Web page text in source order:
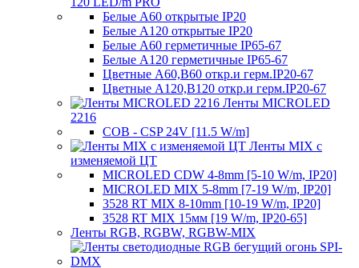
Белые A60 открытые IP20
Белые A120 открытые IP20
Белые A60 герметичные IP65-67
Белые A120 герметичные IP65-67
Цветные A60,B60 откр.и герм.IP20-67
Цветные A120,B120 откр.и герм.IP20-67
Ленты MICROLED
2216
COB - CSP 24V [11.5 W/m]
Ленты MIX с
изменяемой ЦТ
MICROLED CDW 4-8mm [5-10 W/m, IP20]
MICROLED MIX 5-8mm [7-19 W/m, IP20]
3528 RT MIX 8-10mm [10-19 W/m, IP20]
3528 RT MIX 15мм [19 W/m, IP20-65]
Ленты RGB, RGBW, RGBW-MIX